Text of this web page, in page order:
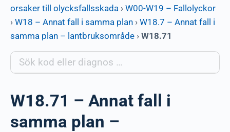
orsaker till olycksfallsskada › W00-W19 – Fallolyckor
› W18 – Annat fall i samma plan › W18.7 – Annat fall i
samma plan – lantbruksområde › W18.71
W18.71 – Annat fall i
samma plan –